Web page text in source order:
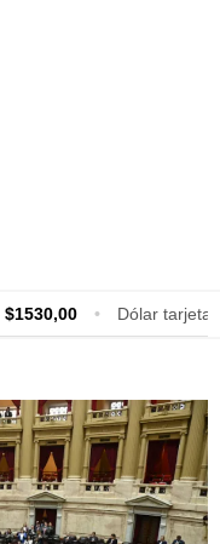
$1530,00 • Dólar tarjeta